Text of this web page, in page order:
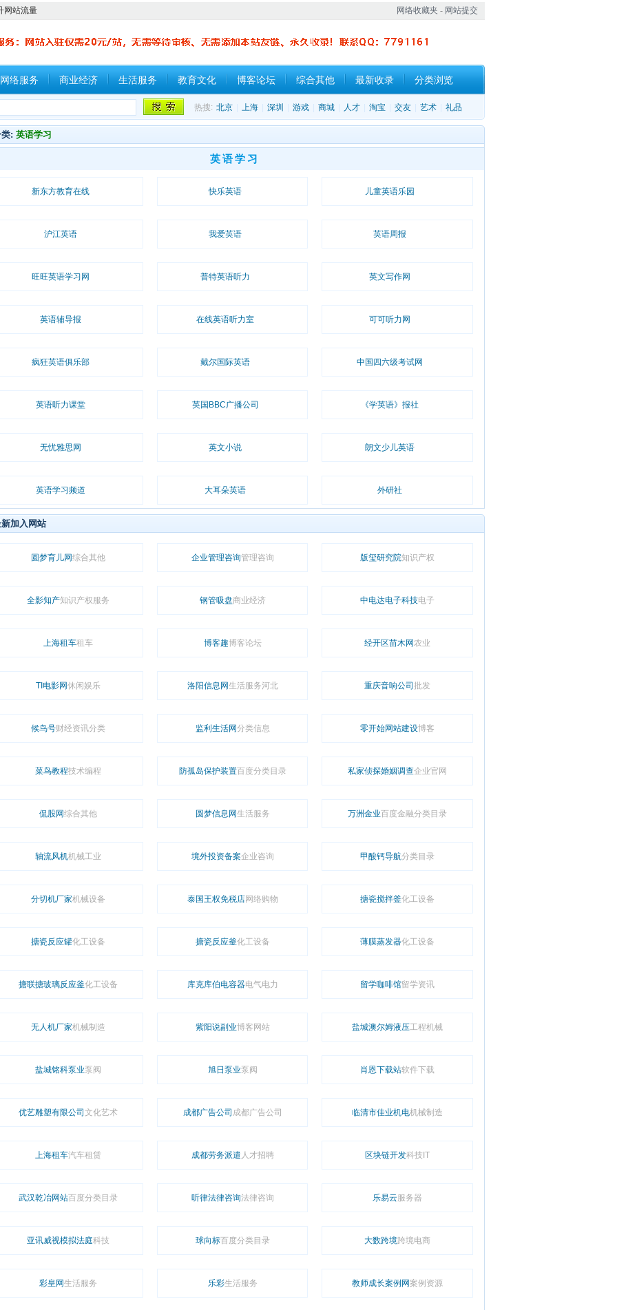
网站流量 网络收藏夹 - 网站提交
网络服务 商业经济 生活服务 教育文化 博客论坛 综合其他 最新收录 分类浏览
热搜: 北京 上海 深圳 游戏 商城 人才 淘宝 交友 艺术 礼品
: 英语学习
英语学习
新东方教育在线 快乐英语 儿童英语乐园
沪江英语 我爱英语 英语周报
旺旺英语学习网 普特英语听力 英文写作网
英语辅导报 在线英语听力室 可可听力网
疯狂英语俱乐部 戴尔国际英语 中国四六级考试网
英语听力课堂 英国BBC广播公司 《学英语》报社
无忧雅思网 英文小说 朗文少儿英语
英语学习频道 大耳朵英语 外研社
加入网站
圆梦育儿网综合其他 企业管理咨询管理咨询 版玺研究院知识产权
全影知产知识产权服务 钢管吸盘商业经济 中电达电子科技电子
上海租车租车 博客趣博客论坛 经开区苗木网农业
TI电影网休闲娱乐 洛阳信息网生活服务河北 重庆音响公司 批发
候鸟号财经资讯分类 监利生活网分类信息 零开始网站建设博客
菜鸟教程技术编程 防孤岛保护装置百度分类目录 私家侦探婚姻调查企业官网
侃股网综合其他 圆梦信息网生活服务 万洲金业百度金融分类目录
轴流风机机械工业 境外投资备案企业咨询 甲酸钙导航分类目录
分切机厂家机械设备 泰国王权免税店网络购物 搪瓷搅拌釜化工设备
搪瓷反应罐化工设备 搪瓷反应釜化工设备 薄膜蒸发器化工设备
搪联搪玻璃反应釜化工设备 库克库伯电容器电气电力 留学咖啡馆留学资讯
无人机厂家机械制造 紫阳说副业博客网站 盐城澳尔姆液压工程机械
盐城铭科泵业泵阀 旭日泵业泵阀 肖恩下载站软件下载
优艺雕塑有限公司 文化艺术 成都广告公司 成都广告公司 临清市佳业机电机械制造
上海租车汽车租赁 成都劳务派遣 人才招聘 区块链开发科技IT
武汉乾冶网站百度分类目录 听律法律咨询法律咨询 乐易云服务器
亚讯威视模拟法庭科技 球向标百度分类目录 大数跨境跨境电商
彩皇网生活服务 乐彩生活服务 教师成长案例网 案例资源